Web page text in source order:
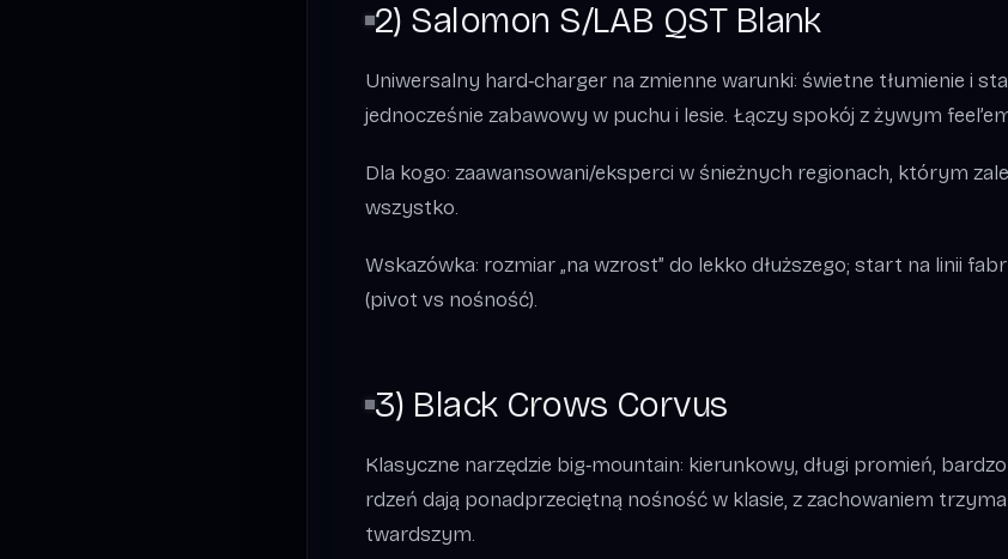
2) Salomon S/LAB QST Blank
Uniwersalny hard‑charger na zmienne warunki: świetne tłumienie i
jednocześnie zabawowy w puchu i lesie. Łączy spokój z żywym
Dla kogo: zaawansowani/eksperci w śnieżnych regionach, którym
wszystko.
Wskazówka: rozmiar „na wzrost” do lekko dłuższego; start na linii
(pivot vs nośność).
3) Black Crows Corvus
Klasyczne narzędzie big‑mountain: kierunkowy, długi promień,
rdzeń dają ponadprzeciętną nośność w klasie, z zachowaniem
twardszym.